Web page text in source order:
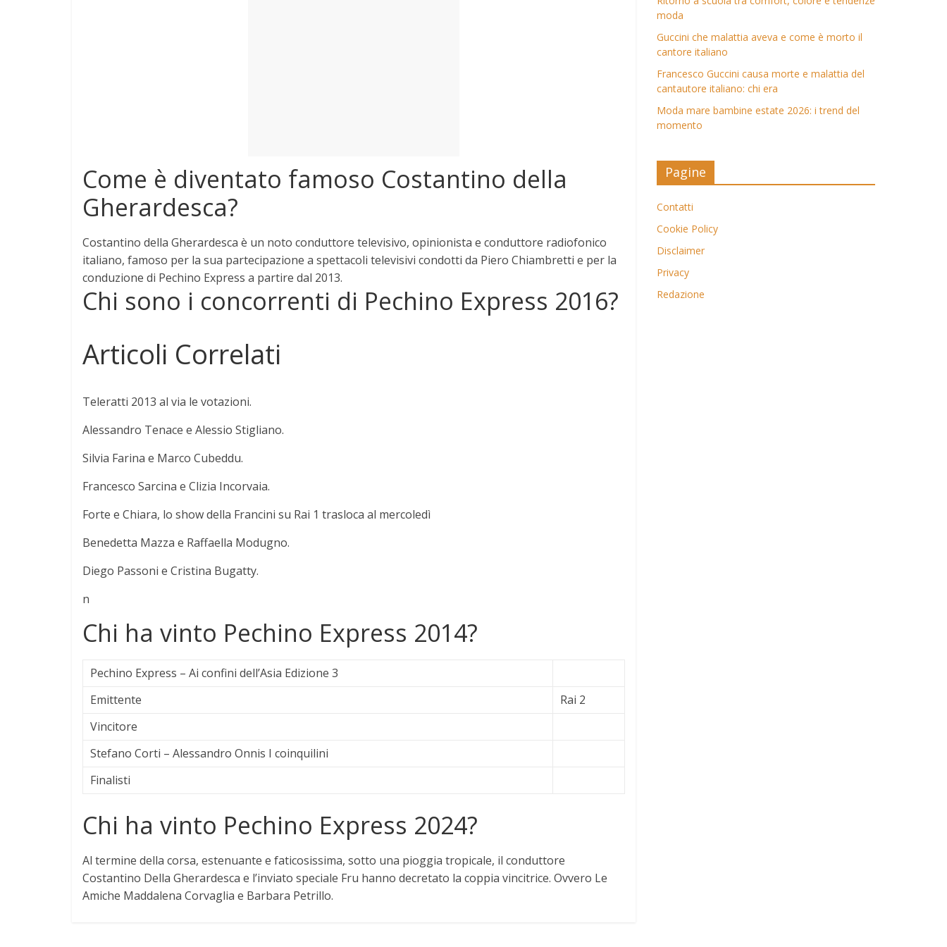
Come è diventato famoso Costantino della
Gherardesca?
Costantino della Gherardesca è un noto conduttore televisivo, opinionista e conduttore radiofonico
italiano, famoso per la sua partecipazione a spettacoli televisivi condotti da Piero Chiambretti e per la
conduzione di Pechino Express a partire dal 2013.
Chi sono i concorrenti di Pechino Express 2016?
Articoli Correlati
Teleratti 2013 al via le votazioni.
Alessandro Tenace e Alessio Stigliano.
Silvia Farina e Marco Cubeddu.
Francesco Sarcina e Clizia Incorvaia.
Forte e Chiara, lo show della Francini su Rai 1 trasloca al mercoledì
Benedetta Mazza e Raffaella Modugno.
Diego Passoni e Cristina Bugatty.
n
Chi ha vinto Pechino Express 2014?
Pechino Express – Ai confini dell’Asia Edizione 3
Emittente
Rai 2
Vincitore
Stefano Corti – Alessandro Onnis I coinquilini
Finalisti
Chi ha vinto Pechino Express 2024?
Al termine della corsa, estenuante e faticosissima, sotto una pioggia tropicale, il conduttore
Costantino Della Gherardesca e l’inviato speciale Fru hanno decretato la coppia vincitrice. Ovvero Le
Amiche Maddalena Corvaglia e Barbara Petrillo.
moda
Guccini che malattia aveva e come è morto il
cantore italiano
Francesco Guccini causa morte e malattia del
cantautore italiano: chi era
Moda mare bambine estate 2026: i trend del
momento
Pagine
Contatti
Cookie Policy
Disclaimer
Privacy
Redazione